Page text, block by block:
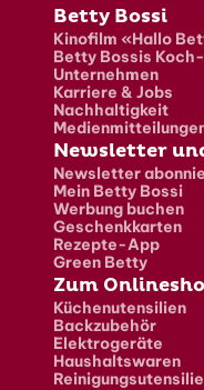
Fusszeile
Betty Bossi
Kinofilm «Hallo
Betty Bossis
Unternehmen
Karriere & Jobs
Nachhaltigkeit
Newsletter
Newsletter
Mein Betty Bossi
Werbung buchen
Geschenkkarten
Rezepte-App
Green Betty
Zum
Küchenutensilien
Backzubehör
Elektrogeräte
Haushaltswaren